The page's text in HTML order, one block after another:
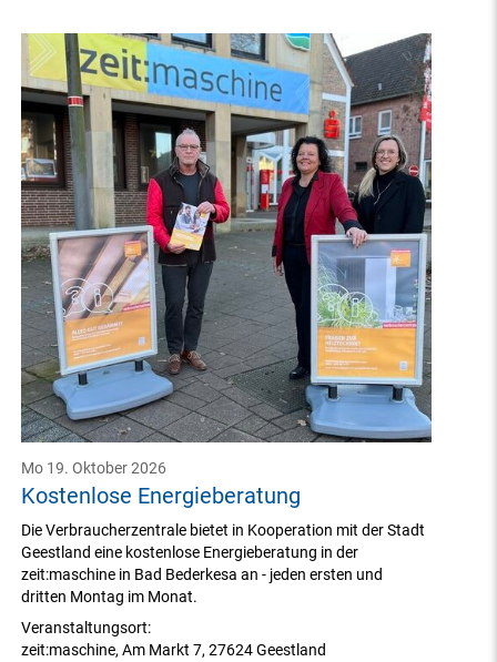
Kostenlose Energieberatung
Mo 19. Oktober 2026
Veranstaltungsort:
zeit:maschine,Am Markt 7,27624 Geestland
Die Verbraucherzentrale bietet in Kooperation mit der Stadt
Geestland eine kostenlose Energieberatung in der
zeit:maschine in Bad Bederkesa an - jeden ersten und
dritten Montag im Monat.